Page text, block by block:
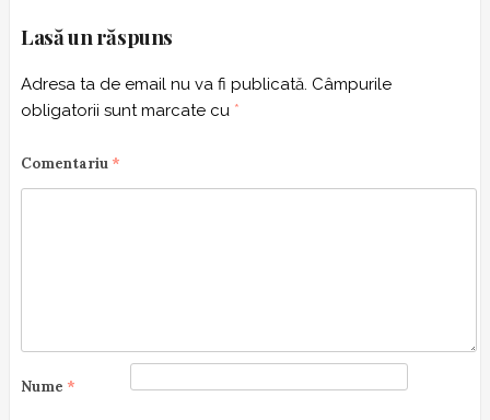
gLasă un răspuns
Adresa ta de email nu va fi publicată. Câmpurile
obligatorii sunt marcate cu *
Comentariu *
Nume *